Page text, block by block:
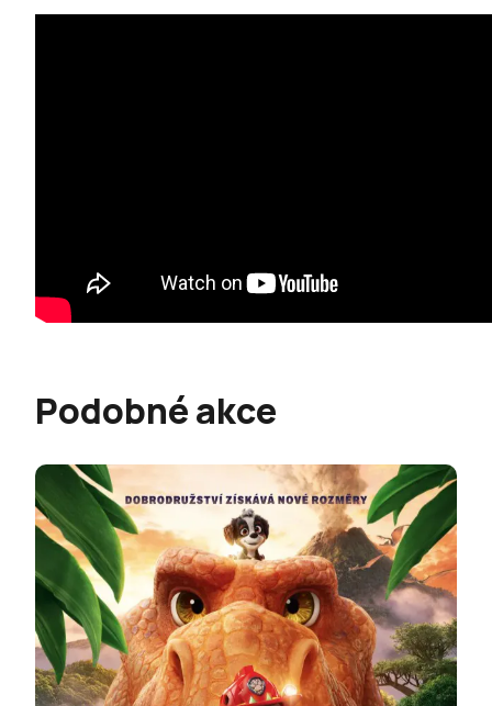
Podobné akce